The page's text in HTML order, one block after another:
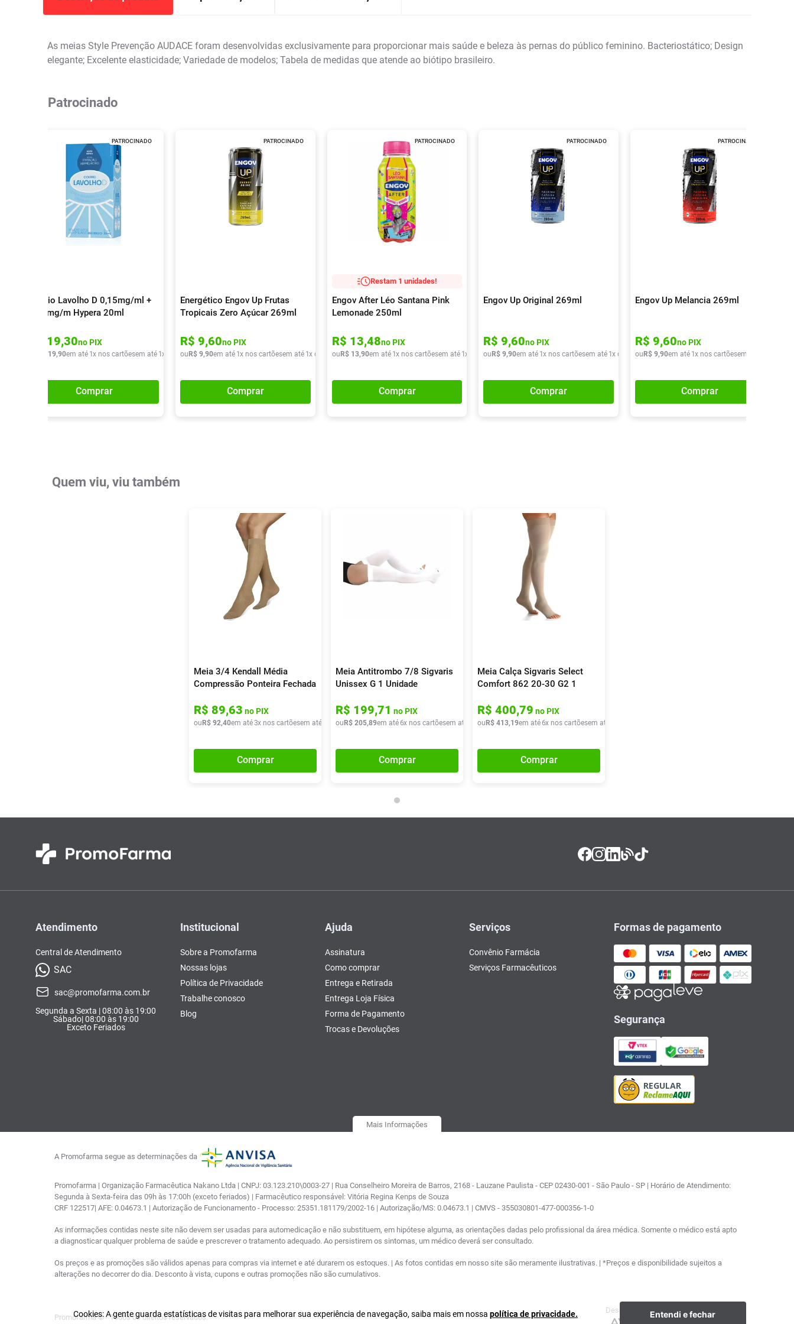
As meias Style Prevenção AUDACE foram desenvolvidas exclusivamente para proporcionar mais saúde e beleza às pernas do público feminino. Bacteriostático; Design
elegante; Excelente elasticidade; Variedade de modelos; Tabela de medidas que atende ao biótipo brasileiro.
Patrocinado
PATROCINADO
Colírio Lavolho D 0,15mg/ml +
0,30mg/m Hypera 20ml
19,30no PIX
19,90em até 1x nos cartõesem até 1x de R$ 19,90
Comprar
PATROCINADO
Energético Engov Up Frutas
Tropicais Zero Açúcar 269ml
R$ 9,60no PIX
ou R$ 9,90em até 1x nos cartõesem até 1x de R$ 9, 90
Comprar
PATROCINADO
Restam 1 unidades!
Engov After Léo Santana Pink
Lemonade 250ml
R$ 13,48no PIX
ou R$ 13,90em até 1x nos cartõesem até 1x de R$ 13,90
Comprar
PATROCINADO
Engov Up Original 269ml
R$ 9,60no PIX
ou R$ 9,90em até 1x nos cartõesem até 1x de R$ 9, 90
Comprar
PATROCINADO
Engov Up Melancia 269ml
R$ 9,60no PIX
ou R$ 9,90em até 1x nos cartõesem até
Comprar
Quem viu, viu também
Meia 3/4 Kendall Média
Compressão Ponteira Fechada
R$ 89,63 no PIX
ou R$ 92,40em até3x nos cartõesem até x deR$ 30,80
Comprar
Meia Antitrombo 7/8 Sigvaris
Unissex G 1 Unidade
R$ 199,71 no PIX
ou R$ 205,89em até6x nos cartõesem até x de R$ 34,31
Comprar
Meia Calça Sigvaris Select
Comfort 862 20-30 G2 1
R$ 400,79 no PIX
ou R$ 413,19em até6x nos cartõesem até
Comprar
Cookies: A gente guarda estatísticas de visitas para melhorar sua experiência de navegação, saiba mais em nossa política de privacidade. Entendi e fechar
Atendimento
Central de Atendimento
SAC
sac@promofarma.com.br
Segunda a Sexta | 08:00 às 19:00
Sábado| 08:00 às 19:00
Exceto Feriados
Institucional
Sobre a Promofarma
Nossas lojas
Política de Privacidade
Trabalhe conosco
Blog
Ajuda
Assinatura
Como comprar
Entrega e Retirada
Entrega Loja Física
Forma de Pagamento
Trocas e Devoluções
Serviços
Convênio Farmácia
Serviços Farmacêuticos
Formas de pagamento
Segurança
Mais Informações
A Promofarma segue as determinações da
Promofarma | Organização Farmacêutica Nakano Ltda | CNPJ: 03.123.210\0003-27 | Rua Conselheiro Moreira de Barros, 2168 - Lauzane Paulista - CEP 02430-001 - São Paulo - SP | Horário de Atendimento:
Segunda à Sexta-feira das 09h às 17:00h (exceto feriados) | Farmacêutico responsável: Vitória Regina Kenps de Souza
CRF 122517| AFE: 0.04673.1 | Autorização de Funcionamento - Processo: 25351.181179/2002-16 | Autorização/MS: 0.04673.1 | CMVS - 355030801-477-000356-1-0
As informações contidas neste site não devem ser usadas para automedicação e não substituem, em hipótese alguma, as orientações dadas pelo profissional da área médica. Somente o médico está apto
a diagnosticar qualquer problema de saúde e prescrever o tratamento adequado. Ao persistirem os sintomas, um médico deverá ser consultado.
Os preços e as promoções são válidos apenas para compras via internet e até durarem os estoques. | As fotos contidas em nosso site são meramente ilustrativas. | *Preços e disponibilidade sujeitos a
alterações no decorrer do dia. Desconto à vista, cupons e outras promoções não são cumulativos.
Promofarma © - Todos os direitos reservados.
Desenvolvimento Plataforma